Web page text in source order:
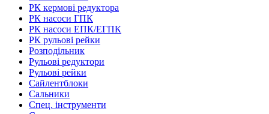
РК кермові редуктора
РК насоси ГПК
РК насоси ЕПК/ЕГПК
РК рульові рейки
Розподільник
Рульові редуктори
Рульові рейки
Сайлентблоки
Сальники
Спец. інструменти